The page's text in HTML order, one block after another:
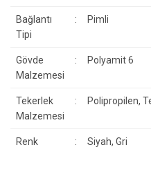
Bağlantı
Tipi
: Pimli
Gövde
Malzemesi
: Polyamit 6
Tekerlek
Malzemesi
: Polipropilen,
Renk : Siyah, Gri